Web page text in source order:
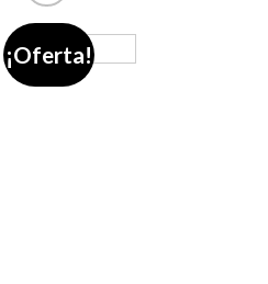
¡Oferta!